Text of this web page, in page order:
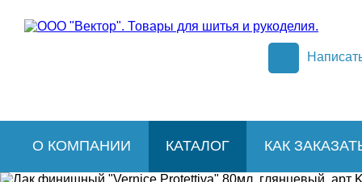
О КОМПАНИИ КАТАЛОГ КАК